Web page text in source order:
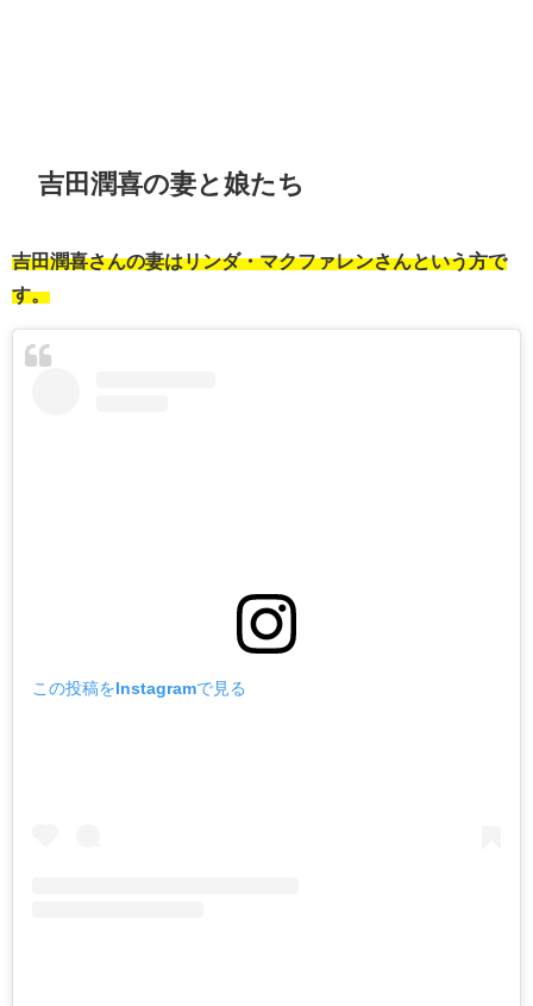
吉田潤喜の妻と娘たち
吉田潤喜さんの妻はリンダ・マクファレンさんという方で
す。
この投稿をInstagramで見る